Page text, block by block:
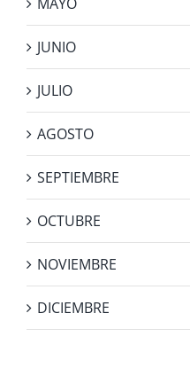
JUNIO
JULIO
AGOSTO
SEPTIEMBRE
OCTUBRE
NOVIEMBRE
DICIEMBRE